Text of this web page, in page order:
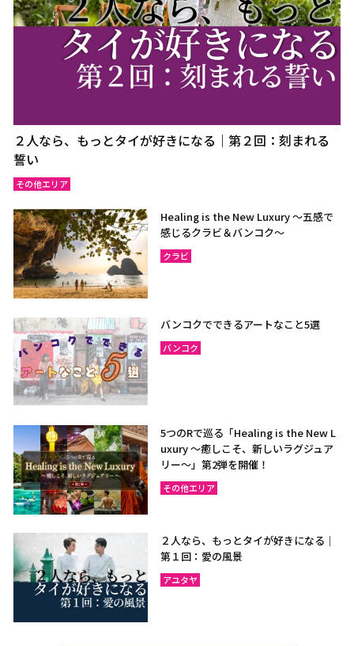
２人なら、もっとタイが好きになる｜第２回：刻まれる
誓い
その他エリア
Healing is the New Luxury ～五感で
感じるクラビ＆バンコク～
クラビ
バンコクでできるアートなこと5選
バンコク
5つのRで巡る「Healing is the New L
uxury ～癒しこそ、新しいラグジュア
リー〜」第2弾を開催！
その他エリア
２人なら、もっとタイが好きになる｜
第１回：愛の風景
アユタヤ